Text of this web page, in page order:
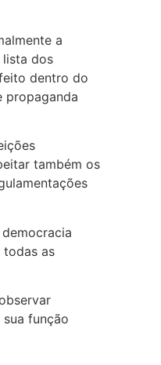
a
dos
dentro do
propaganda
também os
todas as
função